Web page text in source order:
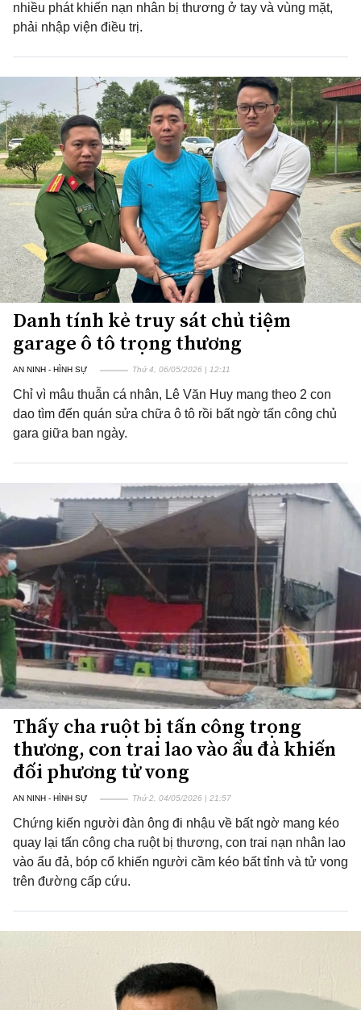
nhiều phát khiến nạn nhân bị thương ở tay và vùng mặt,
phải nhập viện điều trị.
Danh tính kẻ truy sát chủ tiệm
garage ô tô trọng thương
AN NINH - HÌNH SỰ Thứ 4, 06/05/2026 | 12:11
Chỉ vì mâu thuẫn cá nhân, Lê Văn Huy mang theo 2 con
dao tìm đến quán sửa chữa ô tô rồi bất ngờ tấn công chủ
gara giữa ban ngày.
Thấy cha ruột bị tấn công trọng
thương, con trai lao vào ẩu đả khiến
đối phương tử vong
AN NINH - HÌNH SỰ Thứ 2, 04/05/2026 | 21:57
Chứng kiến người đàn ông đi nhậu về bất ngờ mang kéo
quay lại tấn công cha ruột bị thương, con trai nạn nhân lao
vào ẩu đả, bóp cổ khiến người cầm kéo bất tỉnh và tử vong
trên đường cấp cứu.